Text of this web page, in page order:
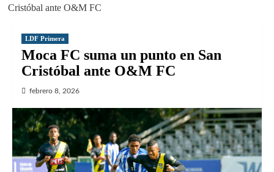
Cristóbal ante O&M FC
LDF Primera
Moca FC suma un punto en San
Cristóbal ante O&M FC
febrero 8, 2026